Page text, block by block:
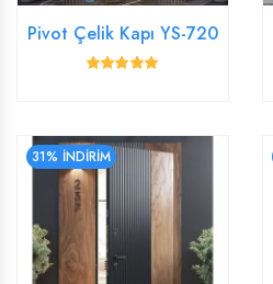
Pivot Çelik Kapı YS-720
31% İNDİRİM